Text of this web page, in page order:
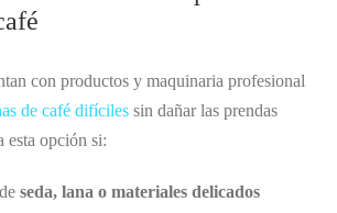
con productos y maquinaria profesional
de café difíciles sin dañar las prendas
esta opción si:
seda, lana o materiales delicados